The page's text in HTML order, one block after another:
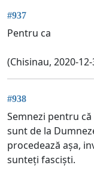
#937
Pentru ca
(Chisinau, 2020-
#938
Semnezi pentru
sunt de la
procedează așa,
sunteți fasciști.